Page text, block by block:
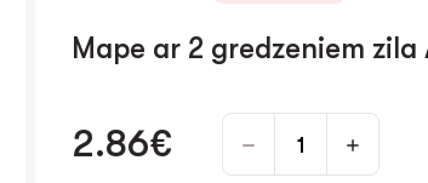
Mape ar 2 gredzeniem zilа
2.86€